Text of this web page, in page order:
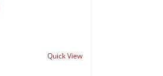
Quick View